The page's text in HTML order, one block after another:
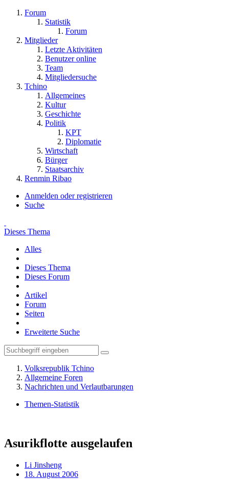
Forum
Statistik
Forum
Mitglieder
Letzte Aktivitäten
Benutzer online
Team
Mitgliedersuche
Tchino
Allgemeines
Kultur
Geschichte
Politik
KPT
Diplomatie
Wirtschaft
Bürger
Staatsarchiv
Renmin Ribao
Anmelden oder registrieren
Suche
Dieses Thema
Alles
Dieses Thema
Dieses Forum
Artikel
Forum
Seiten
Erweiterte Suche
Volksrepublik Tchino
Allgemeine Foren
Nachrichten und Verlautbarungen
Themen-Statistik
Asurikflotte ausgelaufen
Li Jinsheng
18. August 2006